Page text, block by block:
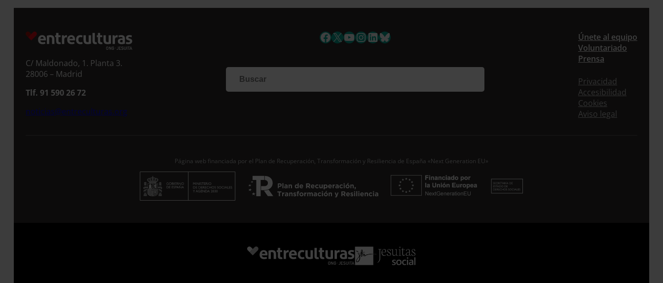
Suscríbete a la newsletter
Si quieres recibir nuestra newsletter mensual y los
correos puntuales en los que te ofrecemos
formulario. Al instante, te daremos de alta en
nuestra base de datos y podrás estar al tanto de
Apellidos
Correo electrónico *
C/ Maldonado, 1. Planta 3.
28006 – Madrid
Tlf. 91 590 26 72
noticias@entreculturas.org
Facebook
X YouTube
Instagram
LinkedIn
Bluesky
Únete al equipo
Voluntariado
Prensa
Privacidad
Accesibilidad
Cookies
Aviso legal
Página web financiada por el Plan de Recuperación, Transformación y Resiliencia de España «Next Generation EU»